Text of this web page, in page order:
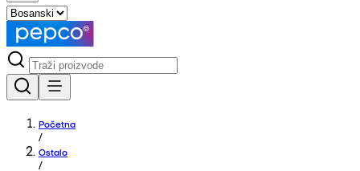
Početna
/
Ostalo
/